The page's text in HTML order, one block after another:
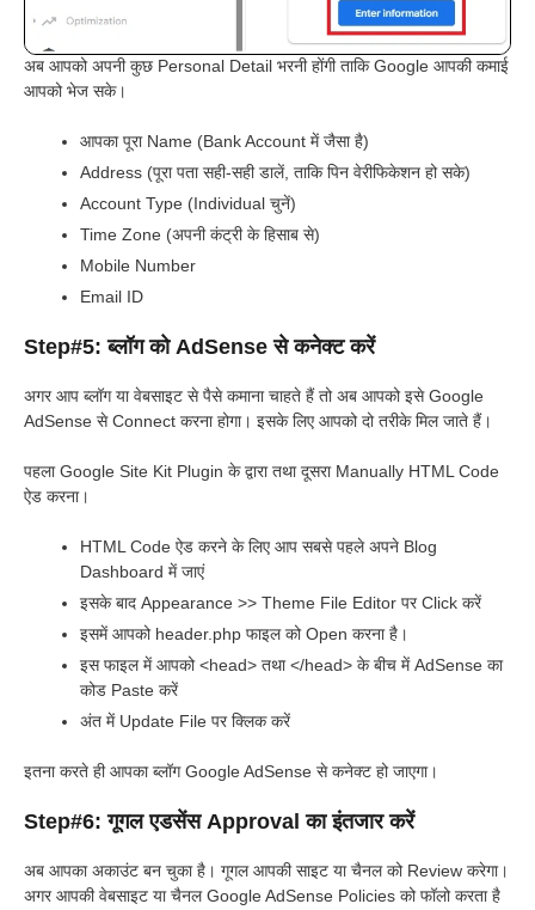
अब आपको अपनी कुछ Personal Detail भरनी होंगी ताकि Google आपकी कमाई
आपको भेज सके।
आपका पूरा Name (Bank Account में जैसा है)
Address (पूरा पता सही-सही डालें, ताकि पिन वेरीफिकेशन हो सके)
Account Type (Individual चुनें)
Time Zone (अपनी कंट्री के हिसाब से)
Mobile Number
Email ID
Step#5: ब्लॉग को AdSense से कनेक्ट करें
अगर आप ब्लॉग या वेबसाइट से पैसे कमाना चाहते हैं तो अब आपको इसे Google
AdSense से Connect करना होगा। इसके लिए आपको दो तरीके मिल जाते हैं।
पहला Google Site Kit Plugin के द्वारा तथा दूसरा Manually HTML Code
ऐड करना।
HTML Code ऐड करने के लिए आप सबसे पहले अपने Blog
Dashboard में जाएं
इसके बाद Appearance >> Theme File Editor पर Click करें
इसमें आपको header.php फाइल को Open करना है।
इस फाइल में आपको <head> तथा </head> के बीच में AdSense का
कोड Paste करें
अंत में Update File पर क्लिक करें
इतना करते ही आपका ब्लॉग Google AdSense से कनेक्ट हो जाएगा।
Step#6: गूगल एडसेंस Approval का इंतजार करें
अब आपका अकाउंट बन चुका है। गूगल आपकी साइट या चैनल को Review करेगा।
अगर आपकी वेबसाइट या चैनल Google AdSense Policies को फॉलो करता है